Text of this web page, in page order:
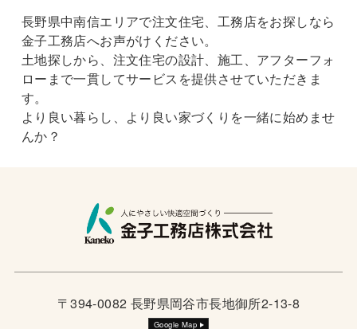
長野県中南信エリアで注文住宅、工務店をお探しなら
金子工務店へお声がけください。
土地探しから、注文住宅の設計、施工、アフターフォ
ローまで一貫してサービスを提供させていただきま
す。
より良い暮らし、より良い家づくりを一緒に始めませ
んか？
〒394-0082 長野県岡谷市長地御所2-13-8
Google Map